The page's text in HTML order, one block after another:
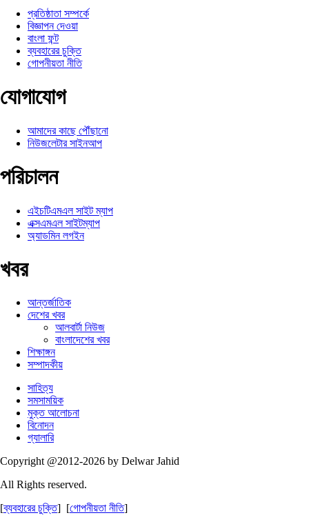
প্রতিষ্ঠাতা সম্পর্কে
বিজ্ঞাপন দেওয়া
বাংলা ফন্ট
ব্যবহারের চুক্তি
গোপনীয়তা নীতি
যোগাযোগ
আমাদের কাছে পৌঁছানো
নিউজলেটার সাইনআপ
পরিচালন
এইচটিএমএল সাইট ম্যাপ
এক্সএমএল সাইটম্যাপ
অ্যাডমিন লগইন
খবর
আন্তর্জাতিক
দেশের খবর
আলবার্টা নিউজ
বাংলাদেশের খবর
শিক্ষাঙ্গন
সম্পাদকীয়
সাহিত্য
সমসাময়িক
মুক্ত আলোচনা
বিনোদন
গ্যালারি
Copyright @2012-2026 by Delwar Jahid
All Rights reserved.
[ব্যবহারের চুক্তি] [গোপনীয়তা নীতি]